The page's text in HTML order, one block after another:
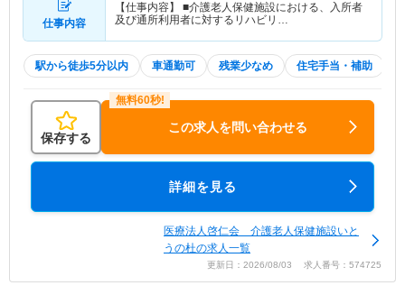
仕事内容
【仕事内容】 ■介護老人保健施設における、入所者
及び通所利用者に対するリハビリ…
駅から徒歩5分以内 車通勤可 残業少なめ 住宅手当・補助
保存する
この求人を問い合わせる
詳細を見る
医療法人啓仁会 介護老人保健施設いと
うの杜の求人一覧
更新日：2026/08/03 求人番号：574725